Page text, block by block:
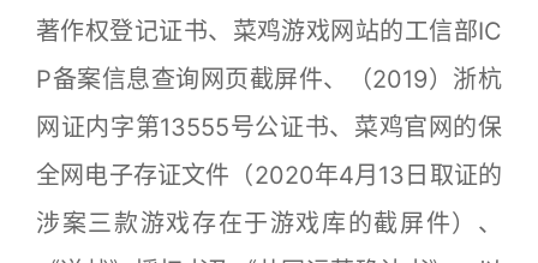
著作权登记证书、菜鸡游戏网站的工信部IC
P备案信息查询网页截屏件、（2019）浙杭
网证内字第13555号公证书、菜鸡官网的保
全网电子存证文件（2020年4月13日取证的
涉案三款游戏存在于游戏库的截屏件）、